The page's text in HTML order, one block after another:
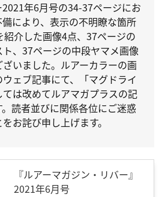
年6月号の34-37ページにお
により、表示の不明瞭な箇所
紹介した画像4点、37ページの
、37ページの中段ヤマメ画像
いました。ルアーカラーの画
ェブ記事にて、「マグドライ
は改めてルアマガプラスの記
読者並びに関係各位にご迷惑
お詫び申し上げます。
『ルアーマガジン・リバー』
2021年6月号